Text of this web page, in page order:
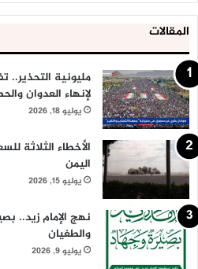
المقالات
مليونية
لإنهاء العدوان
يوليو 18, 2026
الأخطاء الثلاثة
اليمن
يوليو 15, 2026
نهج الإمام زيد..
والطغيان
يوليو 9, 2026